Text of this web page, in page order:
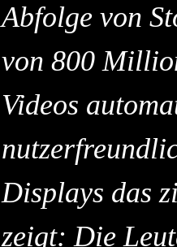
Abfolge von
von 800
Videos
Displays das
zeigt: Die